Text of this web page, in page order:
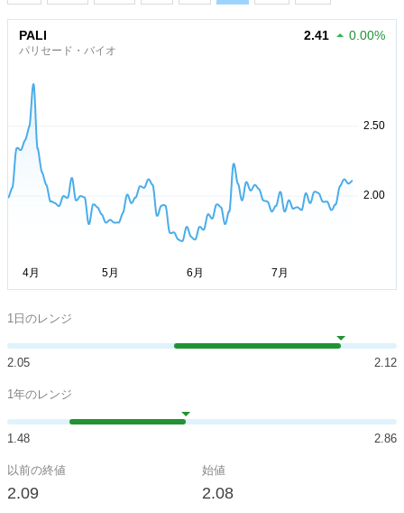
PALI
パリセード・バイオ
2.41 0.00%
1日のレンジ
2.05 2.12
1年のレンジ
1.48 2.86
以前の終値
2.09
始値
2.08